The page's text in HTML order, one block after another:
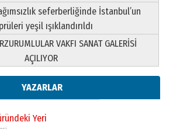
seferberliğinde İstanbul’un
yeşil ışıklandırıldı
VAKFI SANAT GALERİSİ
AÇILIYOR
YAZARLAR
ÜÇ KIZI
2026 Perşembe
Sebahattin Şirin’e
2026 Pazartesi
Yeri